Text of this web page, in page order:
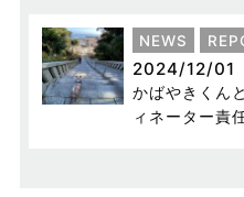
NEWS
2024/12/01
かばやきく
ィネーター責